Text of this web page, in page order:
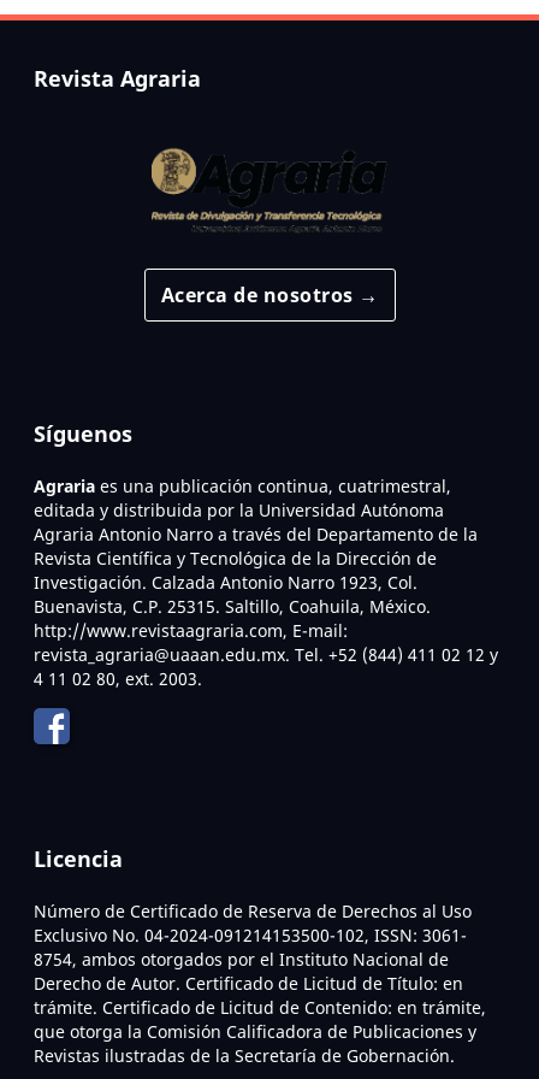
Revista Agraria
Acerca de nosotros →
Síguenos
Agraria es una publicación continua, cuatrimestral,
editada y distribuida por la Universidad Autónoma
Agraria Antonio Narro a través del Departamento de la
Revista Científica y Tecnológica de la Dirección de
Investigación. Calzada Antonio Narro 1923, Col.
Buenavista, C.P. 25315. Saltillo, Coahuila, México.
http://www.revistaagraria.com, E-mail:
revista_agraria@uaaan.edu.mx. Tel. +52 (844) 411 02 12 y
4 11 02 80, ext. 2003.
Licencia
Número de Certificado de Reserva de Derechos al Uso
Exclusivo No. 04-2024-091214153500-102, ISSN: 3061-
8754, ambos otorgados por el Instituto Nacional de
Derecho de Autor. Certificado de Licitud de Título: en
trámite. Certificado de Licitud de Contenido: en trámite,
que otorga la Comisión Calificadora de Publicaciones y
Revistas ilustradas de la Secretaría de Gobernación.